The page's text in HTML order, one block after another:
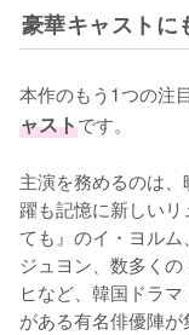
豪華キャストに
本作のもう1つの注
ャストです。
主演を務めるのは
躍も記憶に新しい
ても』のイ・ヨルム
ジュヨン、数多く
ヒなど、韓国ドラ
がある有名俳優陣が